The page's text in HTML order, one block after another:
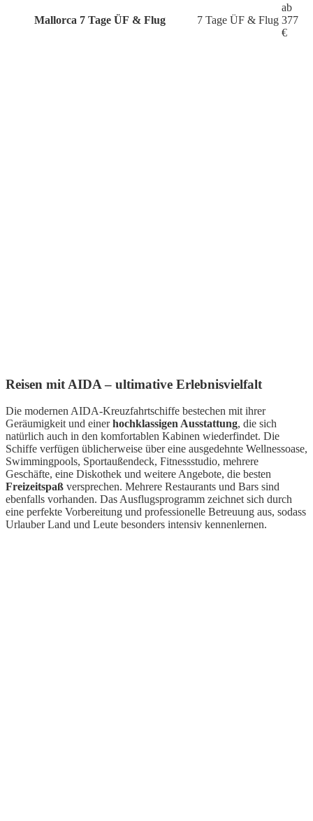
Mallorca 7 Tage ÜF & Flug 7 Tage ÜF & Flug
ab
377
€
Reisen mit AIDA – ultimative Erlebnisvielfalt
Die modernen AIDA-Kreuzfahrtschiffe bestechen mit ihrer
Geräumigkeit und einerhochklassigen Ausstattung, die sich
natürlich auch in den komfortablen Kabinen wiederfindet. Die
Schiffe verfügen üblicherweise über eine ausgedehnte Wellnessoase,
Swimmingpools, Sportaußendeck, Fitnessstudio, mehrere
Geschäfte, eine Diskothek und weitere Angebote, die besten
Freizeitspaß versprechen. Mehrere Restaurants und Bars sind
ebenfalls vorhanden. Das Ausflugsprogramm zeichnet sich durch
eine perfekte Vorbereitung und professionelle Betreuung aus, sodass
Urlauber Land und Leute besonders intensiv kennenlernen.